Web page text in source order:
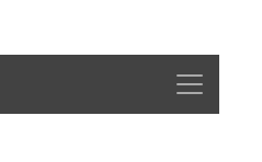
Menü